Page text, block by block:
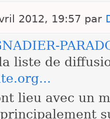
2012, 19:57 par
liste de
lieu avec un